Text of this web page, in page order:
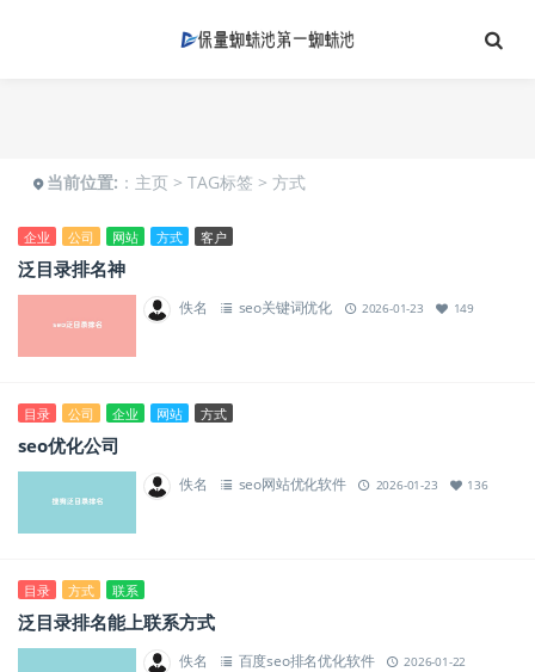
当前位置: ： 主页 > TAG标签 > 方式
企业 公司 网站 方式 客户
泛目录排名神
佚名 seo关键词优化 2026-01-23 149
目录 公司 企业 网站 方式
seo优化公司
佚名 seo网站优化软件 2026-01-23 136
目录 方式 联系
泛目录排名能上联系方式
佚名 百度seo排名优化软件
2026-01-22